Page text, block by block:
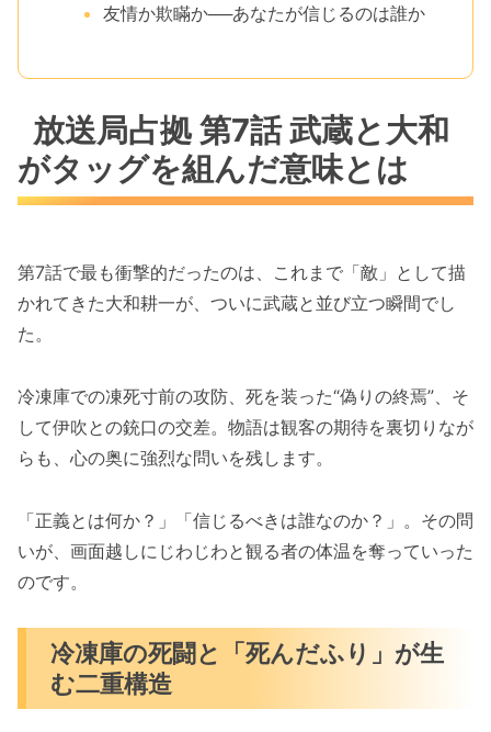
友情か欺瞞か──あなたが信じるのは誰か
放送局占拠 第7話 武蔵と大和
がタッグを組んだ意味とは
第7話で最も衝撃的だったのは、これまで「敵」として描
かれてきた大和耕一が、ついに武蔵と並び立つ瞬間でし
た。
冷凍庫での凍死寸前の攻防、死を装った“偽りの終焉”、そ
して伊吹との銃口の交差。物語は観客の期待を裏切りなが
らも、心の奥に強烈な問いを残します。
「正義とは何か？」「信じるべきは誰なのか？」。その問
いが、画面越しにじわじわと観る者の体温を奪っていった
のです。
冷凍庫の死闘と「死んだふり」が生
む二重構造